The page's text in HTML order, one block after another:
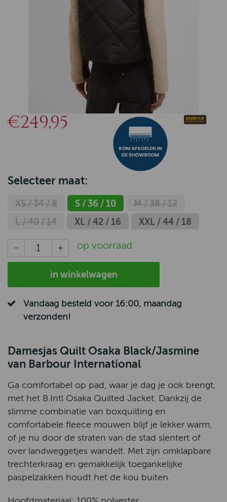
€249,95
Selecteer maat:
XS / 34 / 8 S / 36 / 10
M / 38 / 12
L / 40 / 14
XL / 42 / 16 XXL / 44 / 18
op voorraad
in winkelwagen
Vandaag besteld voor 16:00, maandag
verzonden!
Damesjas Quilt Osaka Black/Jasmine
van Barbour International
Ga comfortabel op pad, waar je dag je ook brengt,
met het B.Intl Osaka Quilted Jacket. Dankzij de
slimme combinatie van boxquilting en
comfortabele fleece mouwen blijf je lekker warm,
of je nu door de straten van de stad slentert of
over landweggetjes wandelt. Met zijn omklapbare
trechterkraag en gemakkelijk toegankelijke
paspelzakken houdt het de kou buiten.